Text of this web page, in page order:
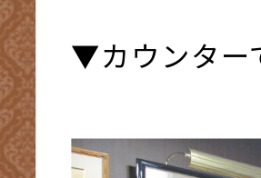
▼カウンター